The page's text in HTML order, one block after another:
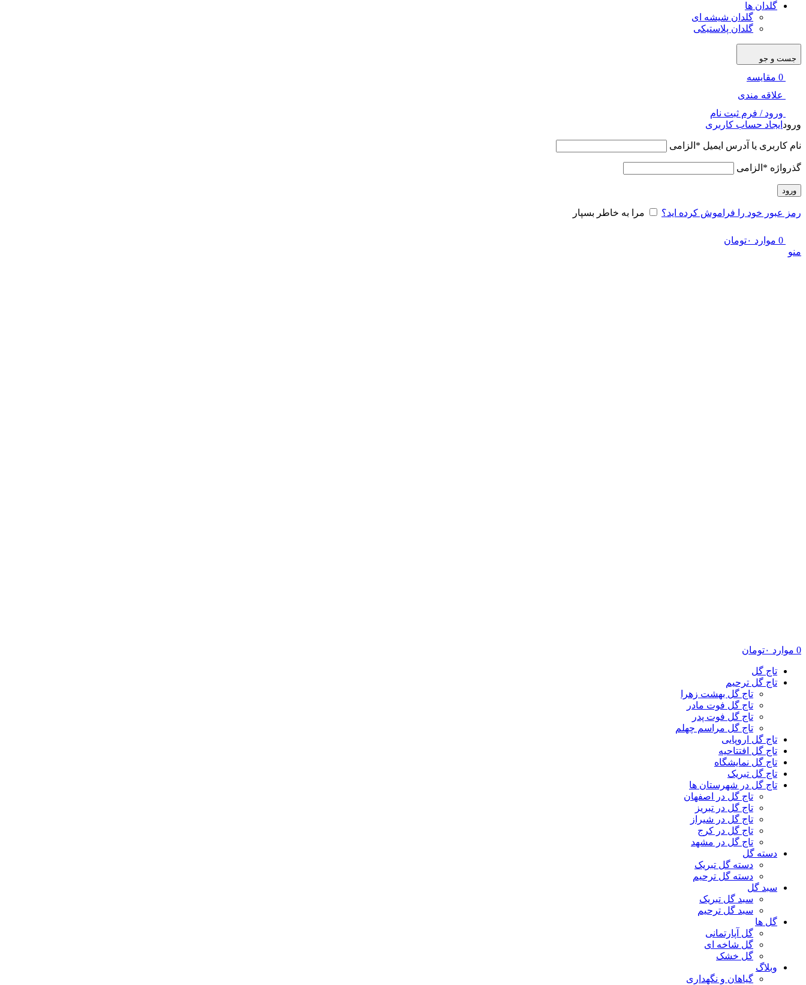
گلدان ها
گلدان شیشه ای
گلدان پلاستیکی
جست و جو
0 مقایسه
علاقه مندی
ورود / فرم ثبت نام
ورود ایجاد حساب کاربری
نام کاربری یا آدرس ایمیل * الزامی
گذرواژه * الزامی
ورود
رمز عبور خود را فراموش کرده اید؟ مرا به خاطر بسپار
0 موارد ۰تومان
منو
0 موارد ۰تومان
تاج گل
تاج گل ترحیم
تاج گل بهشت زهرا
تاج گل فوت مادر
تاج گل فوت پدر
تاج گل مراسم چهلم
تاج گل اروپایی
تاج گل افتتاحیه
تاج گل نمایشگاه
تاج گل تبریک
تاج گل در شهرستان ها
تاج گل در اصفهان
تاج گل در تبریز
تاج گل در شیراز
تاج گل در کرج
تاج گل در مشهد
دسته گل
دسته گل تبریک
دسته گل ترحیم
سبد گل
سبد گل تبریک
سبد گل ترحیم
گل ها
گل آپارتمانی
گل شاخه ای
گل خشک
وبلاگ
گیاهان و نگهداری